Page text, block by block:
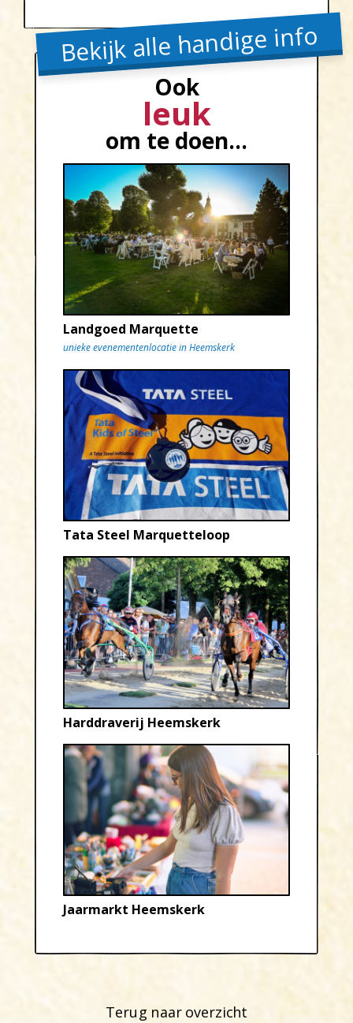
Terug naar overzicht
Ook
leuk
om te doen...
Landgoed Marquette
unieke evenementenlocatie in Heemskerk
Tata Steel Marquetteloop
Harddraverij Heemskerk
Jaarmarkt Heemskerk
Bekijk alle handige info